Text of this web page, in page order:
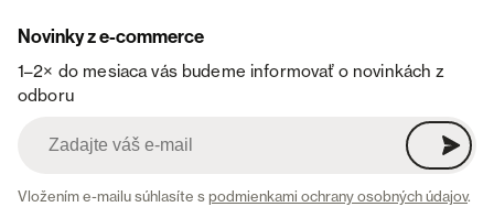
Novinky z e-commerce
1–2× do mesiaca vás budeme informovať o novinkách z
odboru
Vložením e-mailu súhlasíte spodmienkami ochrany osobných údajov.